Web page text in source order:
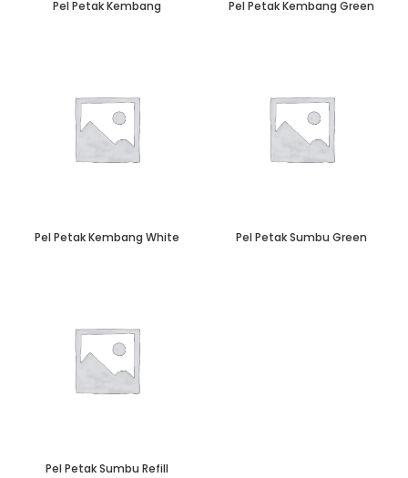
Pel Petak Kembang Pel Petak Kembang Green
Pel Petak Kembang White Pel Petak Sumbu Green
Pel Petak Sumbu Refill